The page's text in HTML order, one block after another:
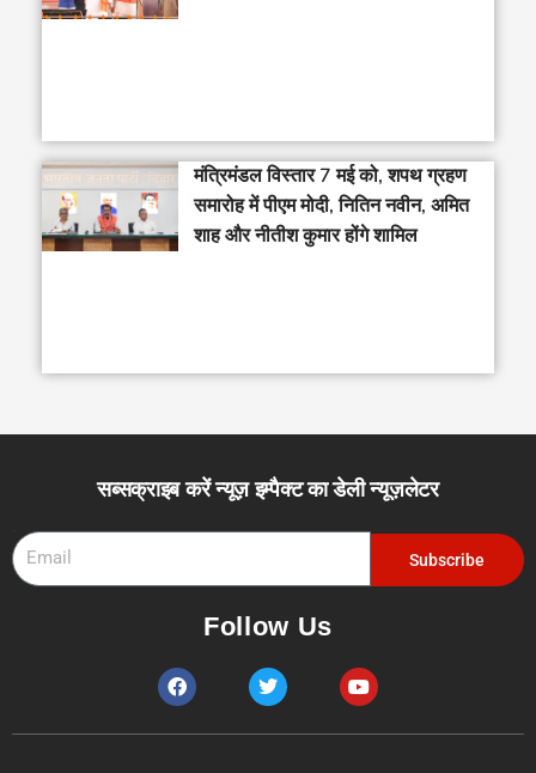
मंत्रिमंडल विस्तार 7 मई को, शपथ ग्रहण
समारोह में पीएम मोदी, नितिन नवीन, अमित
शाह और नीतीश कुमार होंगे शामिल
सब्सक्राइब करें न्यूज़ इम्पैक्ट का डेली न्यूज़लेटर
Subscribe
Follow Us
F
a
c
e
T
w
i
t
Y
o
u
t